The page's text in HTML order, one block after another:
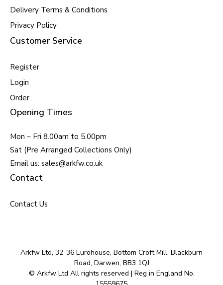
Delivery Terms & Conditions
Privacy Policy
Customer Service
Register
Login
Order
Opening Times
Mon – Fri 8.00am to 5.00pm
Sat (Pre Arranged Collections Only)
Email us: sales@arkfw.co.uk
Contact
Contact Us
Arkfw Ltd, 32-36 Eurohouse, Bottom Croft Mill, Blackburn
Road, Darwen, BB3 1QJ
© Arkfw Ltd All rights reserved | Reg in England No.